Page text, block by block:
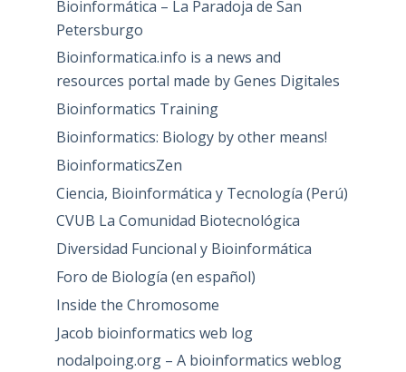
Bioinformática – La Paradoja de San
Petersburgo
Bioinformatica.info is a news and
resources portal made by Genes Digitales
Bioinformatics Training
Bioinformatics: Biology by other means!
BioinformaticsZen
Ciencia, Bioinformática y Tecnología (Perú)
CVUB La Comunidad Biotecnológica
Diversidad Funcional y Bioinformática
Foro de Biología (en español)
Inside the Chromosome
Jacob bioinformatics web log
nodalpoing.org – A bioinformatics weblog